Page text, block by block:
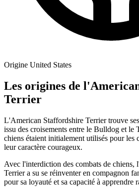
Origine United States
Les origines de
Terrier
L'American Staffordshire Terrier trouve
issu des croisements entre le Bulldog et le
chiens étaient initialement utilisés pour les
leur caractère courageux.
Avec l'interdiction des combats de
Terrier a su se réinventer en compagnon
pour sa loyauté et sa capacité à apprendre